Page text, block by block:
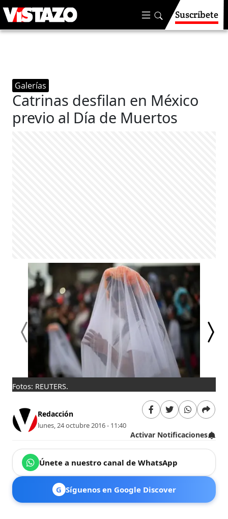
Suscríbete
Galerías
Catrinas desfilan en México
previo al Día de Muertos
Fotos: REUTERS.
Redacción
lunes, 24 octubre 2016 - 11:40
Activar Notificaciones
Únete a nuestro canal de WhatsApp
G Síguenos en Google Discover